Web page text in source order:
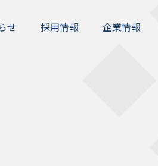
せ 採用情報 企業情報